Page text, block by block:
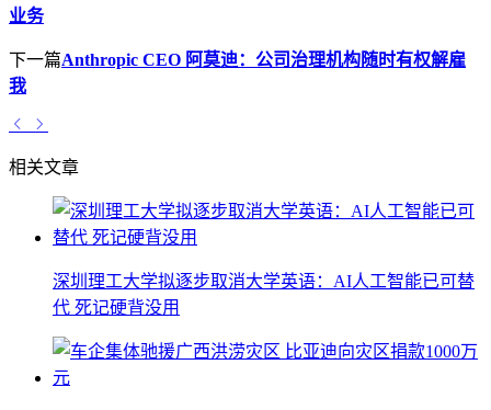
业务
下一篇Anthropic CEO 阿莫迪：公司治理机构随时有权解雇
我
相关文章
深圳理工大学拟逐步取消大学英语：AI人工智能已可替
代 死记硬背没用